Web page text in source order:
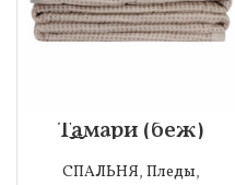
Тамари (беж)
Покрывало
210х240
СПАЛЬНЯ, Пледы,